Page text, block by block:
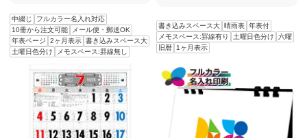
中綴じ
フルカラー名入れ対応
10冊から注文可能
メール便・郵送OK
年表ページ
2ヶ月表示 書き込みスペース大
土曜日色分け
メモスペース:罫線無し
書き込みスペース大 晴雨表 年表付
メモスペース:罫線有り
土曜日色分け
六曜
旧暦
1ヶ月表示